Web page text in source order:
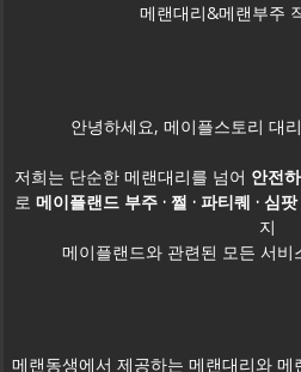
메랜대리&메랜부주
안녕하세요, 메이플스토리 대
저희는 단순한 메랜대리를 넘어 안전
로 메이플랜드 부주 · 쩔 · 파티퀘 · 심
지
메이플랜드와 관련된 모든 서비
메랜동생에서 제공하는 메랜대리와 메